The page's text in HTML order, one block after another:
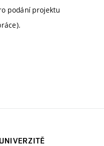
podání projektu